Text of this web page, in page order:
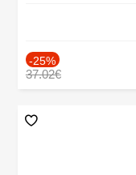
-25%
37.02€